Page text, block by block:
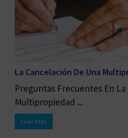
La Cancelación De Una
Preguntas Frecuentes En
Multipropiedad ...
Leer Más